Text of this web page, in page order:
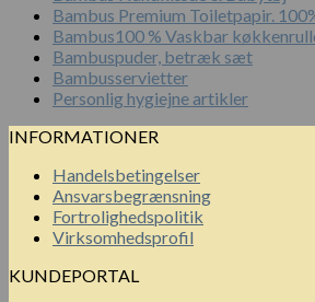
Bambus Premium Toiletpapir.
Bambus100 % Vaskbar
Bambuspuder, betræk sæt
Bambusservietter
Personlig hygiejne artikler
INFORMATIONER
Handelsbetingelser
Ansvarsbegrænsning
Fortrolighedspolitik
Virksomhedsprofil
KUNDEPORTAL